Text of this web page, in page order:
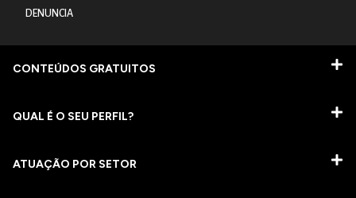
DENUNCIA
CONTEÚDOS GRATUITOS
QUAL É O SEU PERFIL?
ATUAÇÃO POR SETOR